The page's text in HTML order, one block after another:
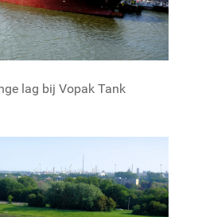
lag bij Vopak Tank